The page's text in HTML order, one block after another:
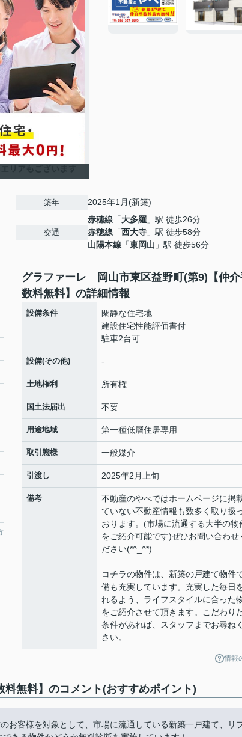
築年 2025年1月(新築)
交通
赤穂線 「大多羅 」駅 徒歩26分
赤穂線 「西大寺 」駅 徒歩58分
山陽本線 「東岡山 」駅 徒歩56分
グラファーレ 岡山市東区益野町(第9)【仲介
数料無料】の詳細情報
設備条件
閑静な住宅地
建設住宅性能評価書付
駐車2台可
設備(その他) -
土地権利 所有権
国土法届出 不要
用途地域 第一種低層住居専用
取引態様 一般媒介
引渡し 2025年2月上旬
備考
不動産のやべではホームページに掲
ていない不動産情報も数多く取り扱
おります。(市場に流通する大半の物
をご紹介可能です)ぜひお問い合わせ
ださい(*^_^*)
コチラの物件は、新築の戸建て物件
備も充実しています。充実した毎日
れるよう、ライフスタイルに合った
をご紹介させて頂きます。こだわり
条件があれば、スタッフまでお尋ね
さい。
情報
無料】のコメント(おすすめポイント)
お客様を対象として、市場に流通している新築一戸建て、リ